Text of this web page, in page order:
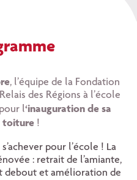
, l’équipe de la Fondation
des Régions à l’école
l‘inauguration de sa
toiture !
pour l’école ! La
: retrait de l’amiante,
debout et amélioration de